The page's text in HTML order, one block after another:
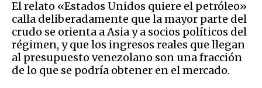
El relato «Estados Unidos quiere el petróleo»
calla deliberadamente que la mayor parte del
crudo se orienta a Asia y a socios políticos del
régimen, y que los ingresos reales que llegan
al presupuesto venezolano son una fracción
de lo que se podría obtener en el mercado.